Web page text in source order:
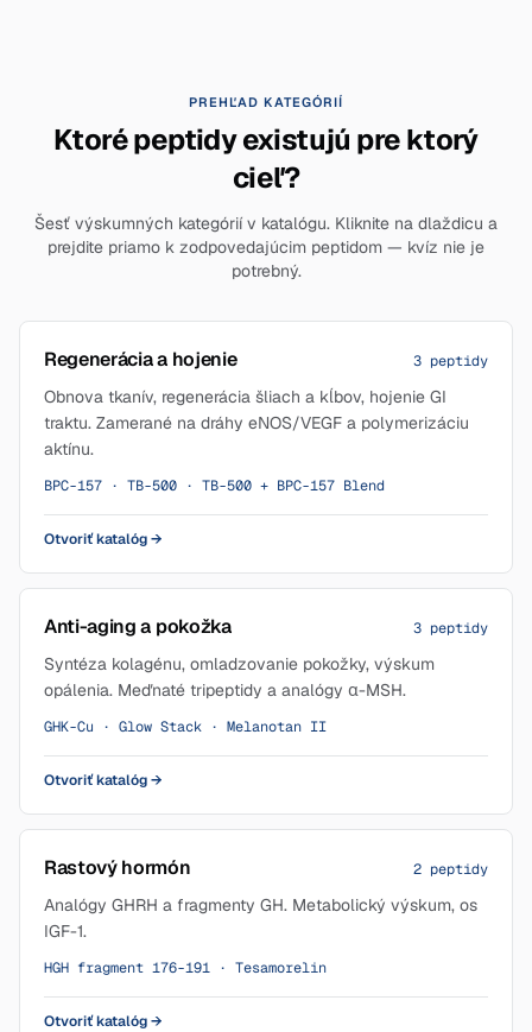
PREHĽAD KATEGÓRIÍ
Ktoré peptidy existujú pre ktorý
cieľ?
Šesť výskumných kategórií v katalógu. Kliknite na dlaždicu a
prejdite priamo k zodpovedajúcim peptidom — kvíz nie je
potrebný.
Regenerácia a hojenie 3 peptidy
Obnova tkanív, regenerácia šliach a kĺbov, hojenie GI
traktu. Zamerané na dráhy eNOS/VEGF a polymerizáciu
aktínu.
BPC-157 · TB-500 · TB-500 + BPC-157 Blend
Otvoriť katalóg→
Anti-aging a pokožka 3 peptidy
Syntéza kolagénu, omladzovanie pokožky, výskum
opálenia. Meďnaté tripeptidy a analógy α-MSH.
GHK-Cu · Glow Stack · Melanotan II
Otvoriť katalóg→
Rastový hormón 2 peptidy
Analógy GHRH a fragmenty GH. Metabolický výskum, os
IGF-1.
HGH fragment 176-191 · Tesamorelin
Otvoriť katalóg→